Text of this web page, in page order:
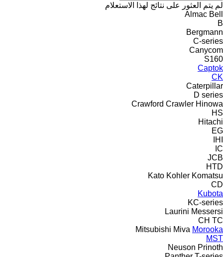
لم يتم العثور على نتائج لهذا الاستعلام
Almac Bell
B
Bergmann
C-series
Canycom
S160
Captok
CK
Caterpillar
D series
Crawford Crawler Hinowa
HS
Hitachi
EG
IHI
IC
JCB
HTD
Kato Kohler Komatsu
CD
Kubota
KC-series
Laurini Messersi
CH TC
Mitsubishi Miva Morooka
MST
Neuson Prinoth